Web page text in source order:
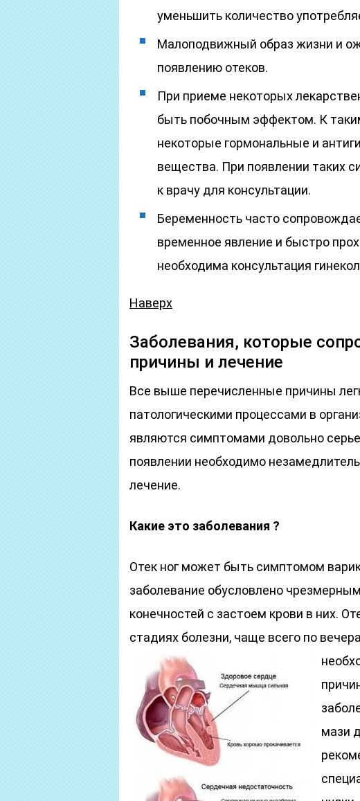
уменьшить количество
Малоподвижный образ жизни и
появлению отеков.
При приеме некоторых
быть побочным эффектом. К
некоторые гормональные и
вещества. При появлении таких
к врачу для консультации.
Беременность часто
временное явление и быстро
необходима консультация
Наверх
Заболевания, которые
причины и лечение
Все выше перечисленные причины
патологическими процессами в
являются симптомами довольно
появлении необходимо
лечение.
Какие это заболевания ?
Отек ног может быть симптомом
заболевание обусловлено
конечностей с застоем крови в них.
стадиях болезни, чаще всего по
мази